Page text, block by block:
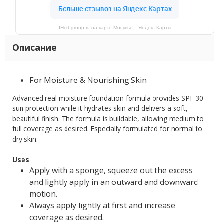
IHerbgroup.ru на карте Москвы — Яндекс Карты
Описание
For Moisture & Nourishing Skin
Advanced real moisture foundation formula provides SPF 30
sun protection while it hydrates skin and delivers a soft,
beautiful finish. The formula is buildable, allowing medium to
full coverage as desired. Especially formulated for normal to
dry skin.
Uses
Apply with a sponge, squeeze out the excess
and lightly apply in an outward and downward
motion.
Always apply lightly at first and increase
coverage as desired.